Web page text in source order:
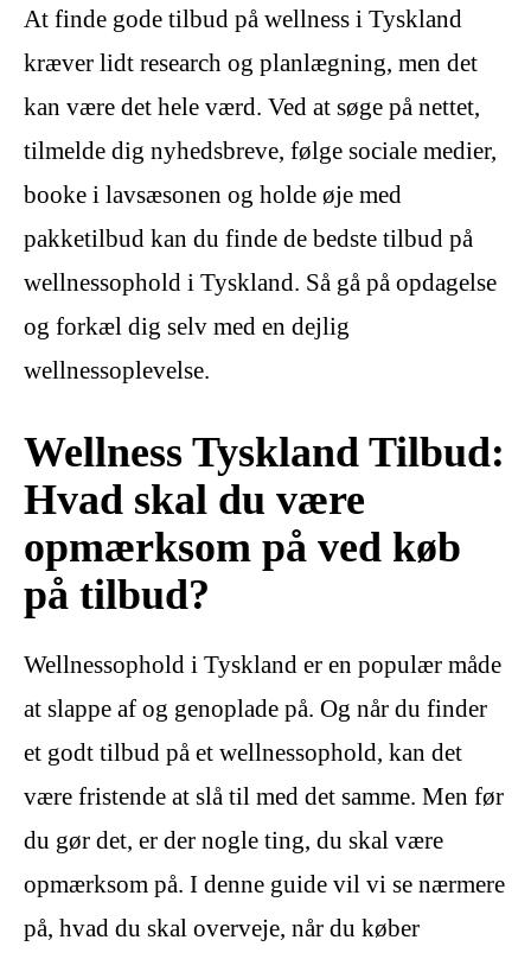
At finde gode tilbud på wellness i Tyskland
kræver lidt research og planlægning, men det
kan være det hele værd. Ved at søge på nettet,
tilmelde dig nyhedsbreve, følge sociale medier,
booke i lavsæsonen og holde øje med
pakketilbud kan du finde de bedste tilbud på
wellnessophold i Tyskland. Så gå på opdagelse
og forkæl dig selv med en dejlig
wellnessoplevelse.
Wellness Tyskland Tilbud:
Hvad skal du være
opmærksom på ved køb
på tilbud?
Wellnessophold i Tyskland er en populær måde
at slappe af og genoplade på. Og når du finder
et godt tilbud på et wellnessophold, kan det
være fristende at slå til med det samme. Men før
du gør det, er der nogle ting, du skal være
opmærksom på. I denne guide vil vi se nærmere
på, hvad du skal overveje, når du køber